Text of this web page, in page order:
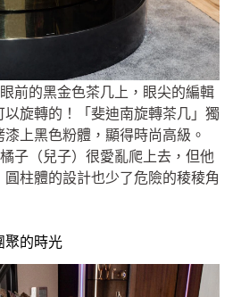
前的黑金色茶几上，眼尖的編輯
旋轉的！「斐迪南旋轉茶几」獨
上黑色粉體，顯得時尚高級。
子（兒子）很愛亂爬上去，但他
柱體的設計也少了危險的稜稜角
聚的時光